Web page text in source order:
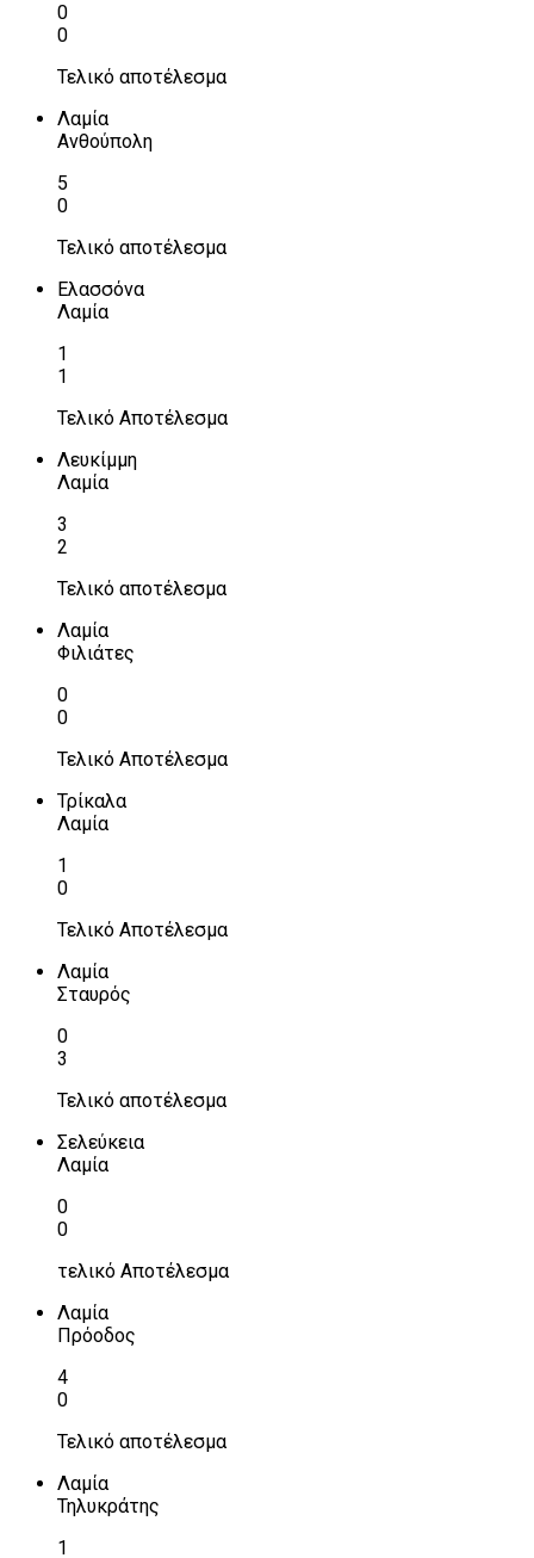
0
0
Τελικό αποτέλεσμα
Λαμία
Ανθούπολη
5
0
Τελικό αποτέλεσμα
Ελασσόνα
Λαμία
1
1
Τελικό Αποτέλεσμα
Λευκίμμη
Λαμία
3
2
Τελικό αποτέλεσμα
Λαμία
Φιλιάτες
0
0
Τελικό Αποτέλεσμα
Τρίκαλα
Λαμία
1
0
Τελικό Αποτέλεσμα
Λαμία
Σταυρός
0
3
Τελικό αποτέλεσμα
Σελεύκεια
Λαμία
0
0
τελικό Αποτέλεσμα
Λαμία
Πρόοδος
4
0
Τελικό αποτέλεσμα
Λαμία
Τηλυκράτης
1